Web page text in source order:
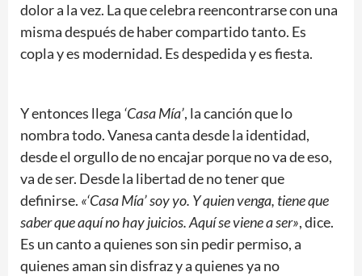
dolor a la vez. La que celebra reencontrarse con una
misma después de haber compartido tanto. Es
copla y es modernidad. Es despedida y es fiesta.
Y entonces llega ‘Casa Mía’, la canción que lo
nombra todo. Vanesa canta desde la identidad,
desde el orgullo de no encajar porque no va de eso,
va de ser. Desde la libertad de no tener que
definirse. «‘Casa Mía’ soy yo. Y quien venga, tiene que
saber que aquí no hay juicios. Aquí se viene a ser», dice.
Es un canto a quienes son sin pedir permiso, a
quienes aman sin disfraz y a quienes ya no